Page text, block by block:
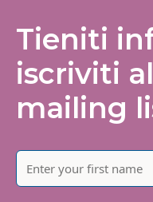
Tieniti
iscriviti
mailing